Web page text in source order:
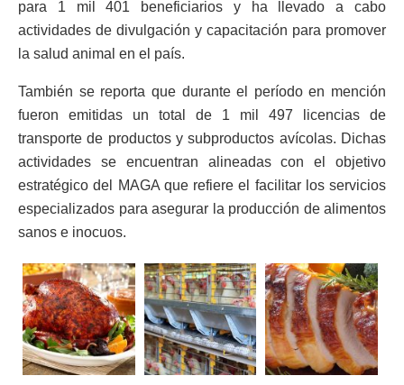
para 1 mil 401 beneficiarios y ha llevado a cabo
actividades de divulgación y capacitación para promover
la salud animal en el país.
También se reporta que durante el período en mención
fueron emitidas un total de 1 mil 497 licencias de
transporte de productos y subproductos avícolas. Dichas
actividades se encuentran alineadas con el objetivo
estratégico del MAGA que refiere el facilitar los servicios
especializados para asegurar la producción de alimentos
sanos e inocuos.